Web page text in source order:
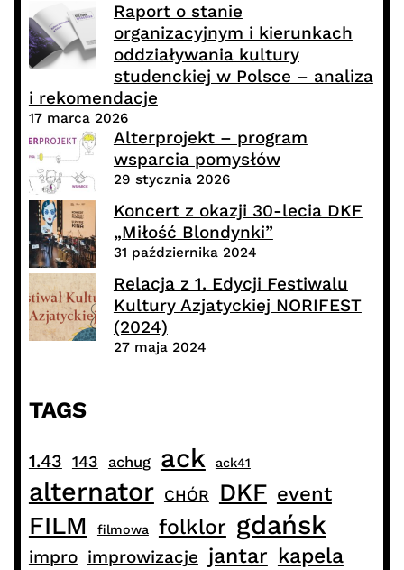
Raport o stanie
organizacyjnym i kierunkach
oddziaływania kultury
studenckiej w Polsce – analiza
i rekomendacje
17 marca 2026
Alterprojekt – program
wsparcia pomysłów
29 stycznia 2026
Koncert z okazji 30-lecia DKF
„Miłość Blondynki”
31 października 2024
Relacja z 1. Edycji Festiwalu
Kultury Azjatyckiej NORIFEST
(2024)
27 maja 2024
TAGS
1.43 143 achug ack ack41
alternator CHÓR DKF event
FILM filmowa folklor gdańsk
impro improwizacje jantar kapela